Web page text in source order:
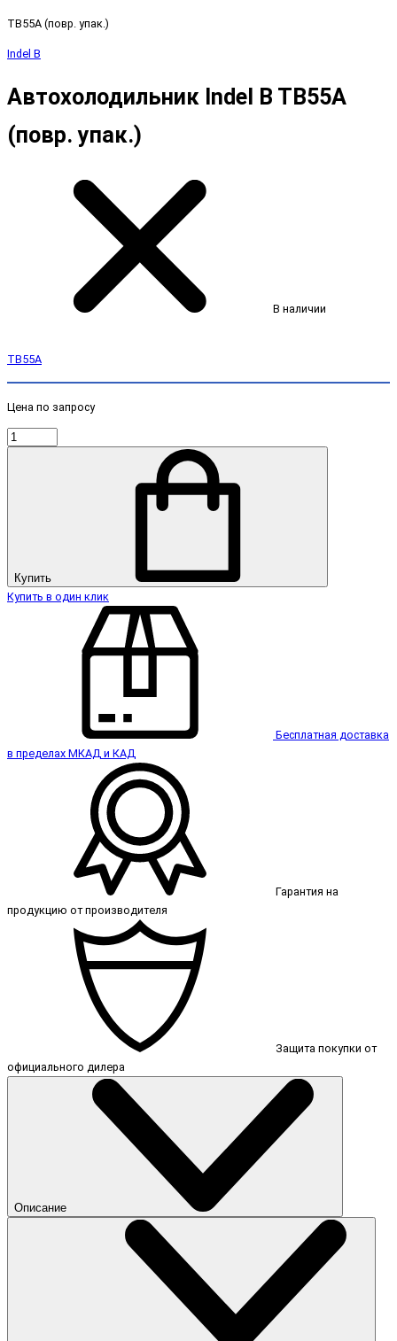
TB55A (повр. упак.)
Indel B
Автохолодильник Indel B TB55A
(повр. упак.)
В наличии
TB55A
Цена по запросу
Купить
Купить в один клик
Бесплатная доставка
в пределах МКАД и КАД
Гарантия на
продукцию от производителя
Защита покупки от
официального дилера
Описание